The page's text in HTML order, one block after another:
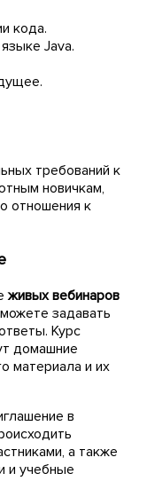
кода.
Java.
требований к
новичкам,
отношения к
живых вебинаров
задавать
Курс
домашние
материала и их
в
а также
и учебные